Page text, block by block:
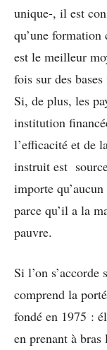
unique-, il est
qu’une
est le meilleur
fois sur des
Si, de plus, les
institution
l’efficacité et de
instruit est
importe
parce qu’il a la
pauvre.
Si l’on
comprend la
fondé en 1975 :
en prenant à bras